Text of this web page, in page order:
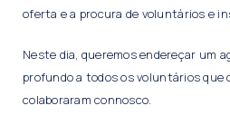
oferta e a procura de voluntários e
Neste dia, queremos endereçar um
profundo a todos os voluntários que
colaboraram connosco.